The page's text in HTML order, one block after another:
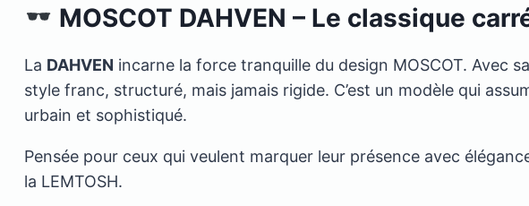
MOSCOT DAHVEN – Le classique
La DAHVEN incarne la force tranquille du design MOSCOT. Avec
style franc, structuré, mais jamais rigide. C’est un modèle qui
urbain et sophistiqué.
Pensée pour ceux qui veulent marquer leur présence avec
la LEMTOSH.